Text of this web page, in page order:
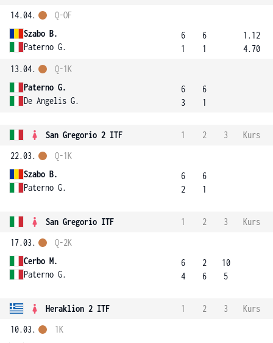
14.04.
Szabo B.
Paterno G.
Q-OF
6
1
6
1
1.12
4.70
13.04.
Paterno G.
De Angelis G.
Q-1K
6
3
6
1
San Gregorio 2 ITF 1 2 3
Kurs
22.03.
Szabo B.
Paterno G.
Q-1K
6
2
6
1
San Gregorio ITF 1 2 3
Kurs
17.03.
Cerbo M.
Paterno G.
Q-2K
6
4
2
6
10
5
Heraklion 2 ITF 1 2 3
Kurs
10.03.
1K